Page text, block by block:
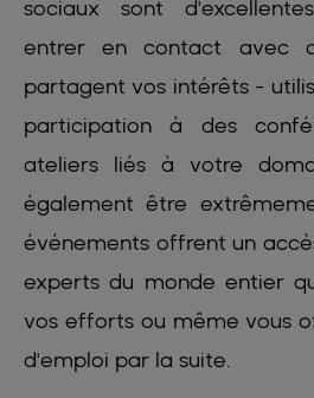
sociaux sont
entrer en contact avec
partagent vos intérêts -
participation à des
ateliers liés à votre
également être
événements offrent un
experts du monde entier
vos efforts ou même vous
d'emploi par la suite.